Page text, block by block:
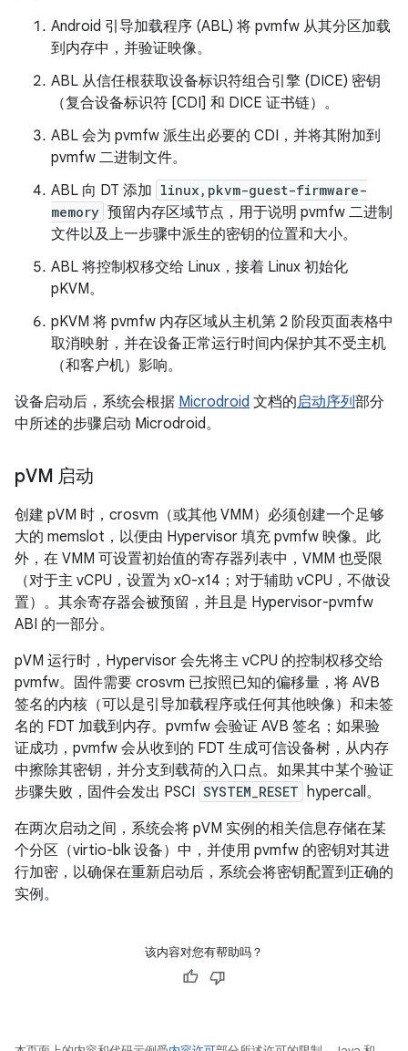
Android 引导加载程序 (ABL) 将 pvmfw 从其分区加载
到内存中，并验证映像。
ABL 从信任根获取设备标识符组合引擎 (DICE) 密钥
（复合设备标识符 [CDI] 和 DICE 证书链）。
ABL 会为 pvmfw 派生出必要的 CDI，并将其附加到
pvmfw 二进制文件。
ABL 向 DT 添加 linux,pkvm-guest-firmware-
memory 预留内存区域节点，用于说明 pvmfw 二进制
文件以及上一步骤中派生的密钥的位置和大小。
ABL 将控制权移交给 Linux，接着 Linux 初始化
pKVM。
pKVM 将 pvmfw 内存区域从主机第 2 阶段页面表格中
取消映射，并在设备正常运行时间内保护其不受主机
（和客户机）影响。
设备启动后，系统会根据 Microdroid 文档的启动序列部分
中所述的步骤启动 Microdroid。
pVM 启动
创建 pVM 时，crosvm（或其他 VMM）必须创建一个足够
大的 memslot，以便由 Hypervisor 填充 pvmfw 映像。此
外，在 VMM 可设置初始值的寄存器列表中，VMM 也受限
（对于主 vCPU，设置为 x0-x14；对于辅助 vCPU，不做设
置）。其余寄存器会被预留，并且是 Hypervisor-pvmfw
ABI 的一部分。
pVM 运行时，Hypervisor 会先将主 vCPU 的控制权移交给
pvmfw。固件需要 crosvm 已按照已知的偏移量，将 AVB
签名的内核（可以是引导加载程序或任何其他映像）和未签
名的 FDT 加载到内存。pvmfw 会验证 AVB 签名；如果验
证成功，pvmfw 会从收到的 FDT 生成可信设备树，从内存
中擦除其密钥，并分支到载荷的入口点。如果其中某个验证
步骤失败，固件会发出 PSCI SYSTEM_RESET
hypercall。
在两次启动之间，系统会将 pVM 实例的相关信息存储在某
个分区（virtio-blk 设备）中，并使用 pvmfw 的密钥对其进
行加密，以确保在重新启动后，系统会将密钥配置到正确的
实例。
该内容对您有帮助吗？